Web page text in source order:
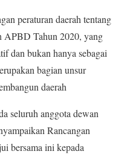
peraturan daerah tentang
APBD Tahun 2020, yang
dan bukan hanya sebagai
bagian unsur
daerah
seluruh anggota dewan
Rancangan
bersama ini kepada